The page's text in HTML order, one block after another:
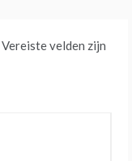
Vereiste velden zijn